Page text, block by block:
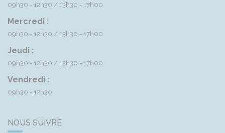
09h30 - 12h30 13h30 - 17h00
Mercredi :
09h30 - 12h30 13h30 - 17h00
Jeudi :
09h30 - 12h30 13h30 - 17h00
Vendredi :
09h30 - 12h30
NOUS SUIVRE